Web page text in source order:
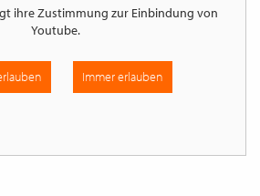
ihre Zustimmung zur Einbindung von
Youtube.
Immer erlauben